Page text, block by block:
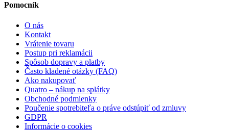
Pomocník
O nás
Kontakt
Vrátenie tovaru
Postup pri reklamácii
Spôsob dopravy a platby
Často kladené otázky (FAQ)
Ako nakupovať
Quatro – nákup na splátky
Obchodné podmienky
Poučenie spotrebiteľa o práve odstúpiť od zmluvy
GDPR
Informácie o cookies